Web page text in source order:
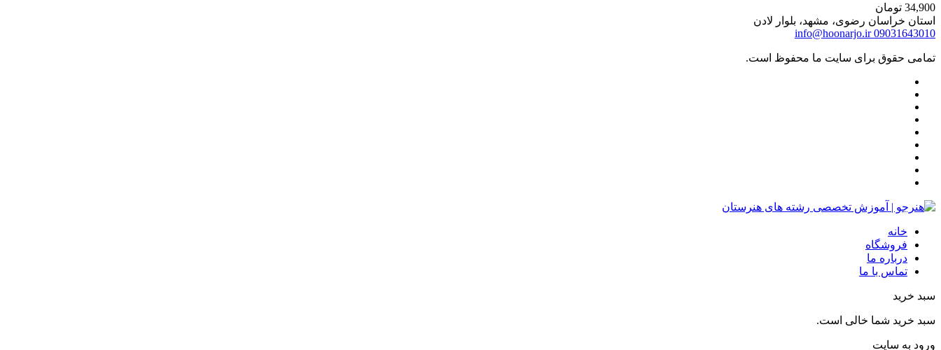
34,900 تومان
استان خراسان رضوی، مشهد، بلوار لادن
09031643010
info@hoonarjo.ir
تمامی حقوق برای سایت ما محفوظ است.
خانه
فروشگاه
درباره ما
تماس با ما
سبد خرید
سبد خرید شما خالی است.
ورود به سایت